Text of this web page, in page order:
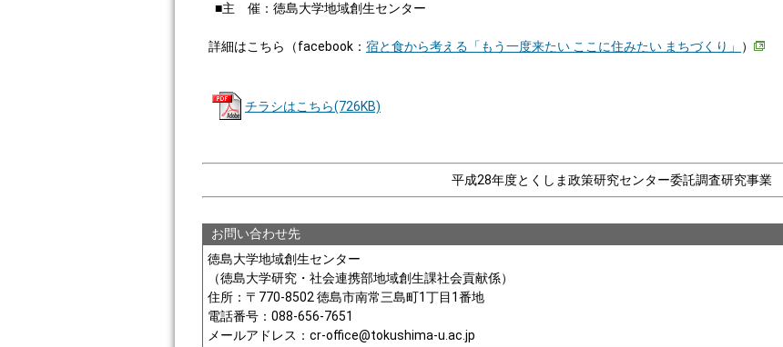
■主 催：徳島大学地域創生センター
詳細はこちら（facebook： 宿と食から考える「もう一度来たい ここに住みたい まちづくり」 ）
チラシはこちら(726KB)
平成28年度とくしま政策研究センター委託調査研究事業
お問い合わせ先
徳島大学地域創生センター
（徳島大学研究・社会連携部地域創生課社会貢献係）
住所：〒770-8502 徳島市南常三島町1丁目1番地
電話番号：088-656-7651
メールアドレス：cr-office@tokushima-u.ac.jp